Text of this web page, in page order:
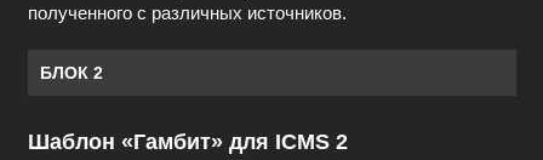
полученного с различных источников.
БЛОК 2
Шаблон «Гамбит» для ICMS 2